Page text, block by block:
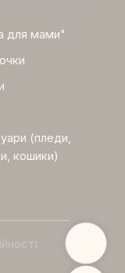
для мами"
(пледи,
кошики)